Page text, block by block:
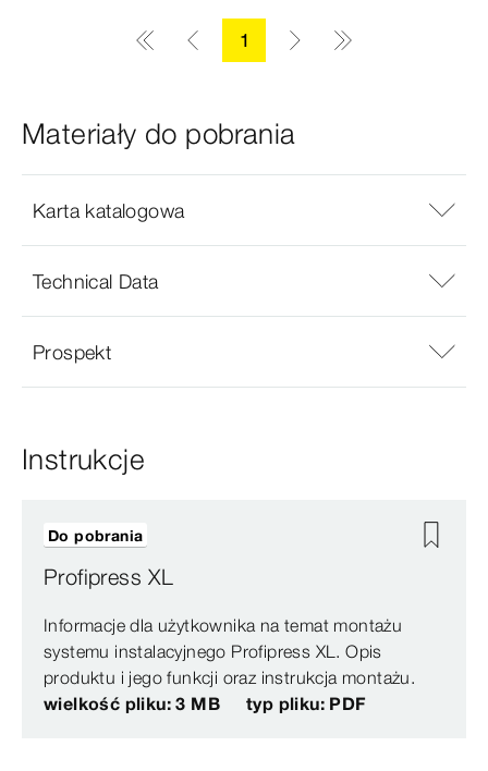
1
Materiały do pobrania
Karta katalogowa
Technical Data
Prospekt
Instrukcje
Profipress XL
Informacje dla użytkownika na temat montażu
systemu instalacyjnego Profipress XL. Opis
produktu i jego funkcji oraz instrukcja montażu.
wielkość pliku: 3 MB
typ pliku: PDF
Do pobrania